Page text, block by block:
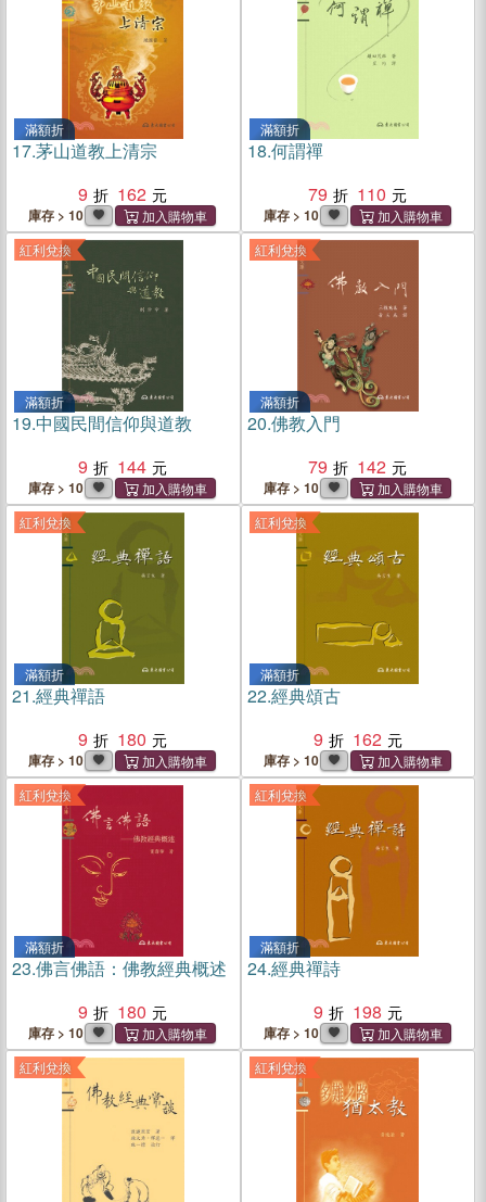
滿額折
17.茅山道教上清宗
9
162
庫存 > 10
滿額折
18.何謂禪
79
110
庫存 > 10
紅利兌換
滿額折
19.中國民間信仰與道教
9
144
庫存 > 10
紅利兌換
滿額折
20.佛教入門
79
142
庫存 > 10
紅利兌換
滿額折
21.經典禪語
9
180
庫存 > 10
紅利兌換
滿額折
22.經典頌古
9
162
庫存 > 10
紅利兌換
滿額折
23.佛言佛語：佛教經典概述
9
180
庫存 > 10
紅利兌換
滿額折
24.經典禪詩
9
198
庫存 > 10
紅利兌換 紅利兌換